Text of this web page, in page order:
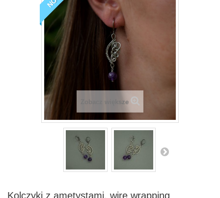
Zobacz większe
Kolczyki z ametystami, wire wrapping